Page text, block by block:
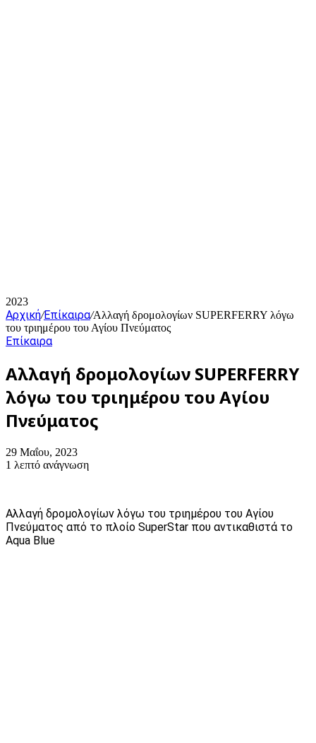
2023
Αρχική/Επίκαιρα/Αλλαγή δρομολογίων SUPERFERRY λόγω
του τριημέρου του Αγίου Πνεύματος
Επίκαιρα
Αλλαγή δρομολογίων SUPERFERRY
λόγω του τριημέρου του Αγίου
Πνεύματος
29 Μαΐου, 2023
1 λεπτό ανάγνωση
Αλλαγή δρομολογίων λόγω του τριημέρου του Αγίου
Πνεύματος από το πλοίο SuperStar που αντικαθιστά το
Aqua Blue